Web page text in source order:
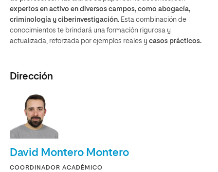
expertos en activo en diversos campos, como abogacía,
criminología y ciberinvestigación. Esta combinación de
conocimientos te brindará una formación rigurosa y
actualizada, reforzada por ejemplos reales y casos prácticos.
Dirección
David Montero Montero
COORDINADOR ACADÉMICO